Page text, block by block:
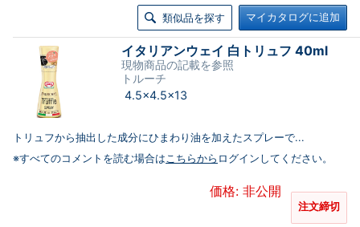
類似品を探す マイカタログに追加
イタリアンウェイ 白トリュフ 40ml
現物商品の記載を参照
トルーチ
4.5×4.5×13
トリュフから抽出した成分にひまわり油を加えたスプレーで...
※すべてのコメントを読む場合はこちらから ログインしてください。
価格: 非公開
注文締切